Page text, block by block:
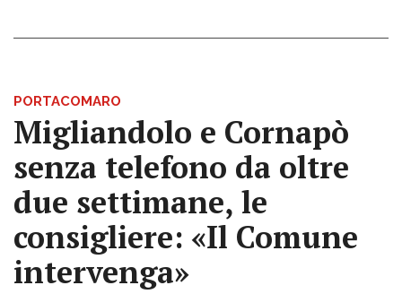
PORTACOMARO
Migliandolo e Cornapò
senza telefono da oltre
due settimane, le
consigliere: «Il Comune
intervenga»